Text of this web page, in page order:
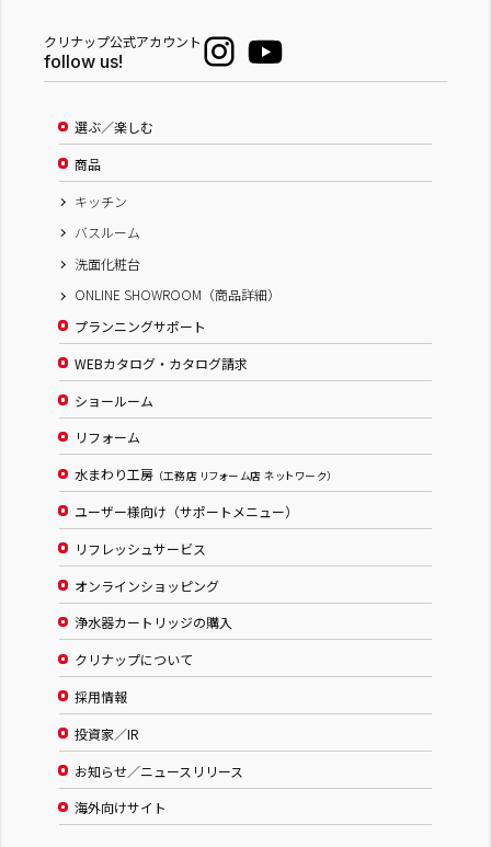
クリナップ公式アカウント
follow us!
選ぶ／楽しむ
商品
キッチン
バスルーム
洗面化粧台
ONLINE SHOWROOM（商品詳細）
プランニングサポート
WEBカタログ・カタログ請求
ショールーム
リフォーム
水まわり工房 （工務店 リフォーム店 ネットワーク）
ユーザー様向け（サポートメニュー）
リフレッシュサービス
オンラインショッピング
浄水器カートリッジの購入
クリナップについて
採用情報
投資家／IR
お知らせ／ニュースリリース
海外向けサイト